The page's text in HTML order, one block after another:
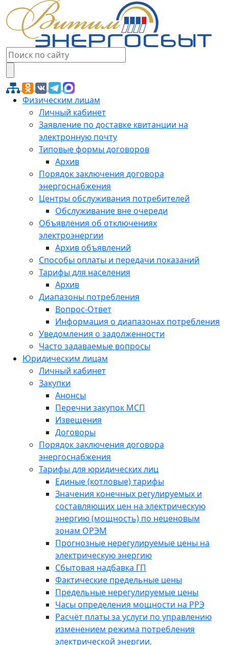
Физическим лицам
Личный кабинет
Заявление по доставке квитанции на
электронную почту
Типовые формы договоров
Архив
Порядок заключения договора
энергоснабжения
Центры обслуживания потребителей
Обслуживание вне очереди
Объявления об отключениях
электроэнергии
Архив объявлений
Способы оплаты и передачи показаний
Тарифы для населения
Архив
Диапазоны потребления
Вопрос-Ответ
Информация о диапазонах потребления
Уведомления о задолженности
Часто задаваемые вопросы
Юридическим лицам
Личный кабинет
Закупки
Анонсы
Перечни закупок МСП
Извещения
Договоры
Порядок заключения договора
энергоснабжения
Тарифы для юридических лиц
Единые (котловые) тарифы
Значения конечных регулируемых и
составляющих цен на электрическую
энергию (мощность) по неценовым
зонам ОРЭМ
Прогнозные нерегулируемые цены на
электрическую энергию
Сбытовая надбавка ГП
Фактические предельные цены
Предельные нерегулируемые цены
Часы определения мощности на РРЭ
Расчёт платы за услуги по управлению
изменением режима потребления
электрической энергии,